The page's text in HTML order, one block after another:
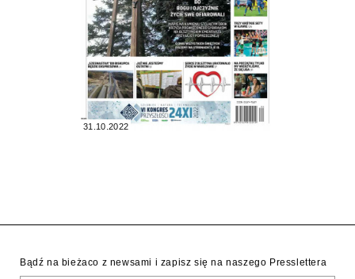
31.10.2022
Bądź na bieżaco z newsami i zapisz się na naszego Presslettera